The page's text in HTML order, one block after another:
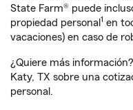
State Farm® puede
propiedad personal 1 en
vacaciones) en caso de
¿Quiere más
Katy, TX sobre una
personal.